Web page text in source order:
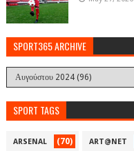
SPORT365 ARCHIVE
SPORT TAGS
ARSENAL (70) ART@NET